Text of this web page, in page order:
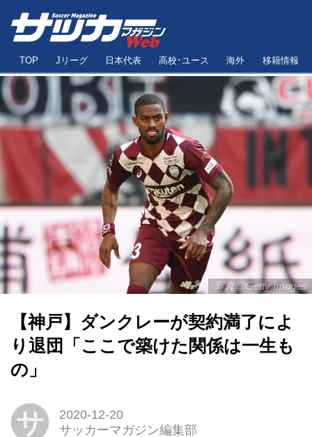
TOP Jリーグ 日本代表 高校･ユース 海外 移籍情報
写真◎Getty Images
【神戸】ダンクレーが契約満了によ
り退団「ここで築けた関係は一生も
の」
サ
2020-12-20
サッカーマガジン編集部